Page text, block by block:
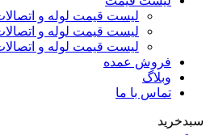
لیست قیمت لوله و
لیست قیمت لوله و
لیست قیمت لوله و
فروش عمده
وبلاگ
تماس با ما
سبدخرید